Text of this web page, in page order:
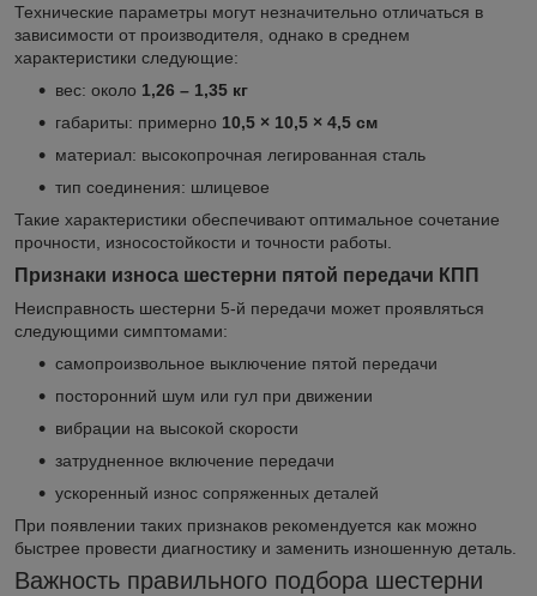
Технические параметры могут незначительно отличаться в
зависимости от производителя, однако в среднем
характеристики следующие:
вес: около 1,26 – 1,35 кг
габариты: примерно 10,5 × 10,5 × 4,5 см
материал: высокопрочная легированная сталь
тип соединения: шлицевое
Такие характеристики обеспечивают оптимальное сочетание
прочности, износостойкости и точности работы.
Признаки износа шестерни пятой передачи КПП
Неисправность шестерни 5-й передачи может проявляться
следующими симптомами:
самопроизвольное выключение пятой передачи
посторонний шум или гул при движении
вибрации на высокой скорости
затрудненное включение передачи
ускоренный износ сопряженных деталей
При появлении таких признаков рекомендуется как можно
быстрее провести диагностику и заменить изношенную деталь.
Важность правильного подбора шестерни